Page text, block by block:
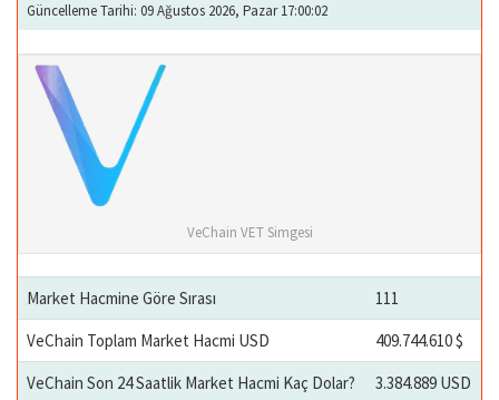
Güncelleme Tarihi: 09 Ağustos 2026, Pazar 17:00:02
VeChain VET Simgesi
Market Hacmine Göre Sırası
111
VeChain Toplam Market Hacmi USD
409.744.610 $
VeChain Son 24 Saatlik Market Hacmi Kaç Dolar?
3.384.889 USD